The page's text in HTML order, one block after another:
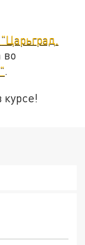
"Царьград.
во
.
курсе!